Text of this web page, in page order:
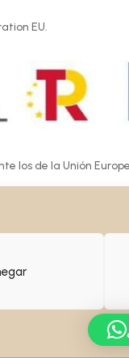
EU.
los de la Unión